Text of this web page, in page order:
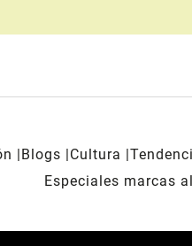
Blogs Cultura
Especiales marcas